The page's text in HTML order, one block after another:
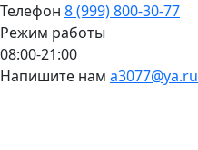
Телефон 8 (999) 800-30-77
Режим работы
08:00-21:00
Напишите нам a3077@ya.ru